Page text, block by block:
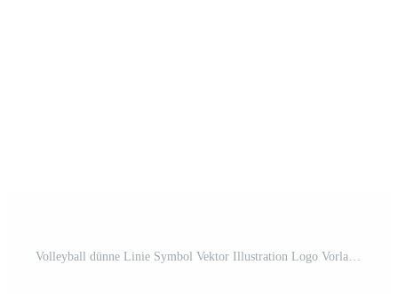
Volleyball dünne Linie Symbol Vektor Illustration Logo Vorlage. für viele Zwecke geeignet. Kostenloser Vektor und Kostenloses SVG